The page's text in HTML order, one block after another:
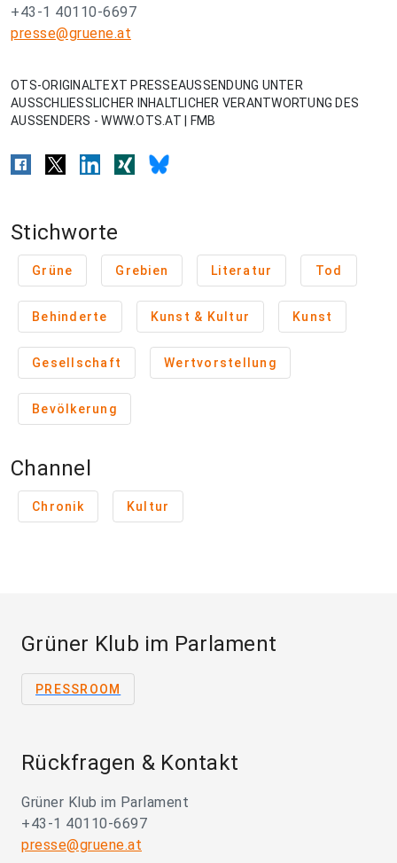
+43-1 40110-6697
presse@gruene.at
OTS-ORIGINALTEXT PRESSEAUSSENDUNG UNTER
AUSSCHLIESSLICHER INHALTLICHER VERANTWORTUNG DES
AUSSENDERS - WWW.OTS.AT | FMB
Stichworte
Grüne Grebien Literatur Tod
Behinderte Kunst & Kultur Kunst
Gesellschaft Wertvorstellung
Bevölkerung
Channel
Chronik Kultur
Grüner Klub im Parlament
PRESSROOM
Rückfragen & Kontakt
Grüner Klub im Parlament
+43-1 40110-6697
presse@gruene.at